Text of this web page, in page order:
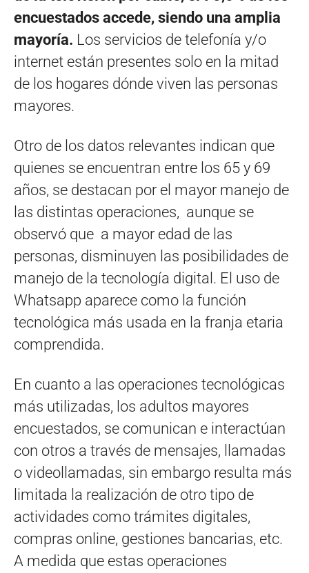
encuestados accede, siendo una amplia
mayoría. Los servicios de telefonía y/o
internet están presentes solo en la mitad
de los hogares dónde viven las personas
mayores.
Otro de los datos relevantes indican que
quienes se encuentran entre los 65 y 69
años, se destacan por el mayor manejo de
las distintas operaciones, aunque se
observó que a mayor edad de las
personas, disminuyen las posibilidades de
manejo de la tecnología digital. El uso de
Whatsapp aparece como la función
tecnológica más usada en la franja etaria
comprendida.
En cuanto a las operaciones tecnológicas
más utilizadas, los adultos mayores
encuestados, se comunican e interactúan
con otros a través de mensajes, llamadas
o videollamadas, sin embargo resulta más
limitada la realización de otro tipo de
actividades como trámites digitales,
compras online, gestiones bancarias, etc.
A medida que estas operaciones